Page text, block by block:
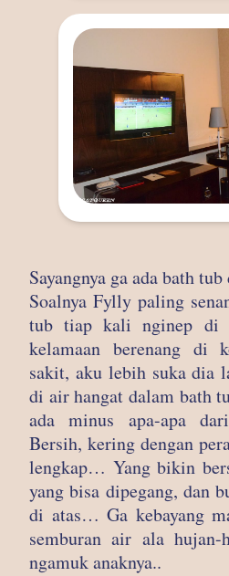
Sayangnya ga ada bath
Soalnya Fylly paling
tub tiap kali nginep di
kelamaan berenang di
sakit, aku lebih suka dia
di air hangat dalam bath
ada minus apa-apa
Bersih, kering dengan
lengkap… Yang bikin
yang bisa dipegang, dan
di atas… Ga kebayang
semburan air ala
ngamuk anaknya..